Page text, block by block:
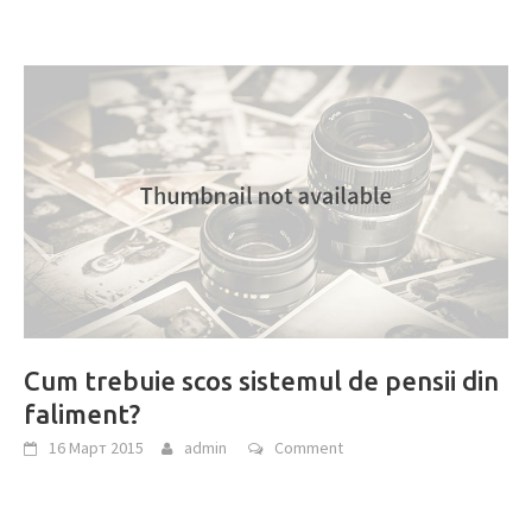
Cum trebuie scos sistemul de pensii din
faliment?
16 Март 2015 admin Comment